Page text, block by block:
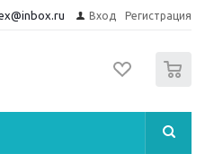
Вход Регистрация